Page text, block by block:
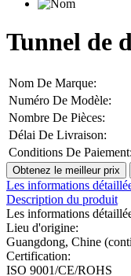
Tunnel de
Nom De Marque:
Numéro De Modèle:
Nombre De Pièces:
Délai De Livraison:
Conditions De Paiement:
Obtenez le meilleur prix
Les informations
Description du produit
Les informations
Lieu d'origine:
Guangdong, Chine
Certification:
ISO 9001/CE/ROHS